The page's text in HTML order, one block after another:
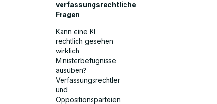
verfassungsrechtliche
Fragen
Kann eine KI
rechtlich gesehen
wirklich
Ministerbefugnisse
ausüben?
Verfassungsrechtler
und
Oppositionsparteien